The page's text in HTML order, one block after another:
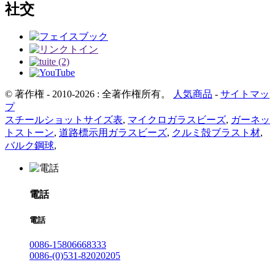
社交
© 著作権 - 2010-2026 : 全著作権所有。 人気商品 - サイトマッ
プ
スチールショットサイズ表, マイクロガラスビーズ, ガーネッ
トストーン, 道路標示用ガラスビーズ, クルミ殻ブラスト材,
バルク鋼球,
電話
電話
0086-15806668333
0086-(0)531-82020205